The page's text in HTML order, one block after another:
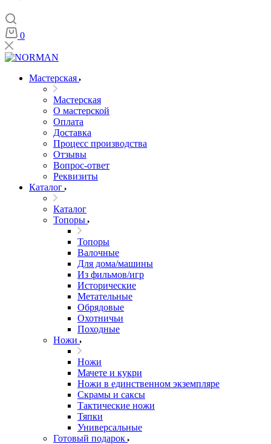
0
Мастерская
Мастерская
О мастерской
Оплата
Доставка
Процесс производства
Отзывы
Вопрос-ответ
Реквизиты
Каталог
Каталог
Топоры
Топоры
Валочные
Для дома/машины
Из фильмов/игр
Исторические
Метательные
Обрядовые
Охотничьи
Походные
Ножи
Ножи
Мачете и кукри
Ножи в единственном экземпляре
Скрамы и саксы
Тактические ножи
Тяпки
Универсальные
Готовый подарок